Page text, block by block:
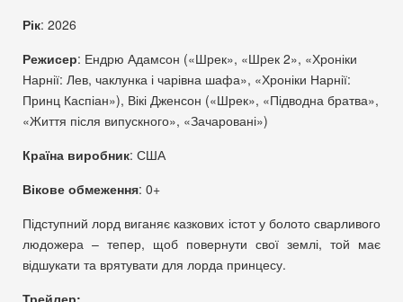
Рік: 2026
Режисер: Ендрю Адамсон («Шрек», «Шрек 2», «Хроніки
Нарнії: Лев, чаклунка і чарівна шафа», «Хроніки Нарнії:
Принц Каспіан»), Вікі Дженсон («Шрек», «Підводна братва»,
«Життя після випускного», «Зачаровані»)
Країна виробник: США
Вікове обмеження: 0+
Підступний лорд виганяє казкових істот у болото сварливого
людожера – тепер, щоб повернути свої землі, той має
відшукати та врятувати для лорда принцесу.
Трейлер: